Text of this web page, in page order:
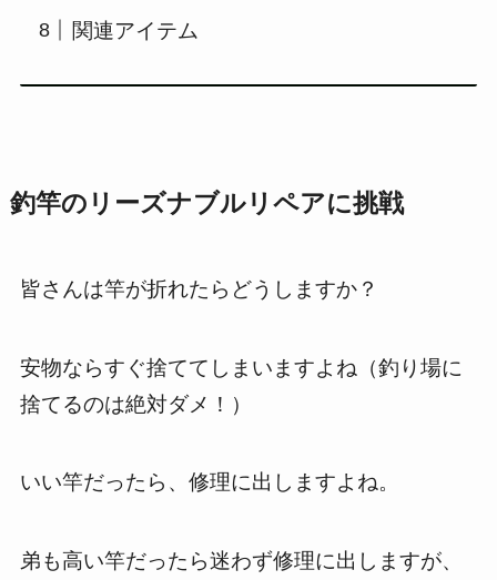
関連アイテム
釣竿のリーズナブルリペアに挑戦
皆さんは竿が折れたらどうしますか？
安物ならすぐ捨ててしまいますよね（釣り場に
捨てるのは絶対ダメ！）
いい竿だったら、修理に出しますよね。
弟も高い竿だったら迷わず修理に出しますが、